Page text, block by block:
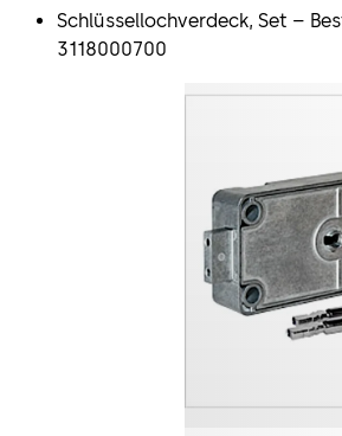
Schlüssellochverdeck, Set –
3118000700